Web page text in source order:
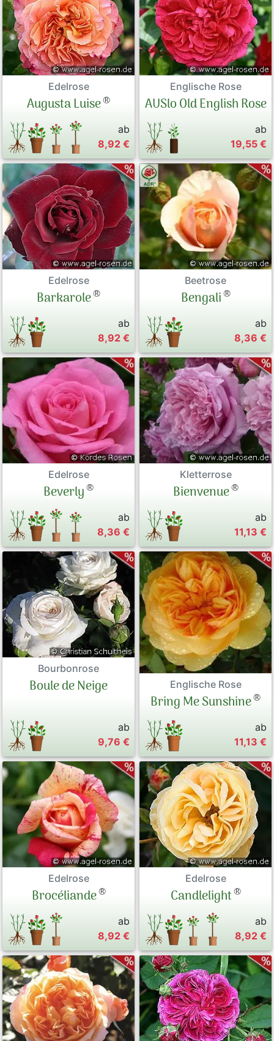
Edelrose
Augusta Luise®
ab
8,92 €
Englische Rose
AUSlo Old English Rose
ab
19,55 €
Edelrose
Barkarole®
ab
8,92 €
Beetrose
Bengali®
ab
8,36 €
Edelrose
Beverly®
ab
8,36 €
Kletterrose
Bienvenue®
ab
11,13 €
Bourbonrose
Boule de Neige
ab
9,76 €
Englische Rose
Bring Me Sunshine®
ab
11,13 €
Edelrose
Brocéliande®
ab
8,92 €
Edelrose
Candlelight®
ab
8,92 €